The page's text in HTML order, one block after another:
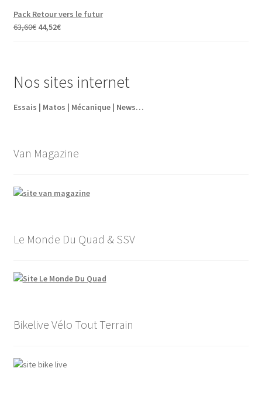
initial
était :
5,95€.
est :
Pack Retour vers le futur
63,60€ Le
63,60€.
44,52€Le
44,52€.
Nos sites internet
Essais | Matos | Mécanique | News…
Van Magazine
Le Monde Du Quad & SSV
Bikelive Vélo Tout Terrain